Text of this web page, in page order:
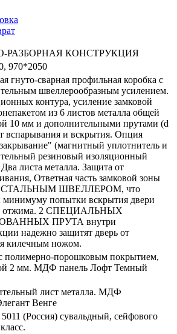
РАЗБОРНАЯ КОНСТРУКЦИЯ
970*2050
гнуто-сварная профильная коробка с
швеллерообразным усилением.
контура, усиление замковой
из 6 листов металла общей
10 мм и дополнительными прутами (d
вспарывания и вскрытия. Опция
(магнитный уплотнитель и
резиновый изоляционный
листа металла. Защита от
Ответная часть замковой зоны
СТАЛЬНЫМ ШВЕЛЛЕРОМ, что
минимуму попытки вскрытия двери
отжима. 2 СПЕЦИАЛЬНЫХ
ПРУТА внутри
надежно защитят дверь от
килечным ножом.
полимерно-порошковым покрытием,
2 мм. МДФ панель Лофт Темный
лист металла. МДФ
Венге
(Россия) сувальдный, сейфового